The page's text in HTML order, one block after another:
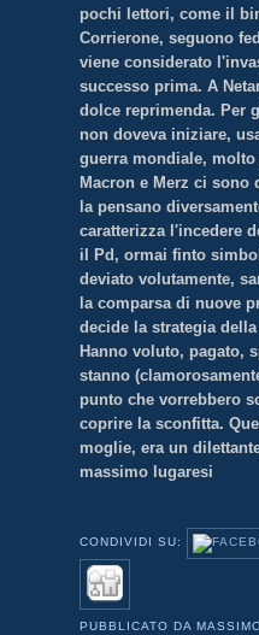
pochi lettori, come il
Corrierone, seguono
viene considerato
successo prima. A
dolce reprimenda. Per
non doveva iniziare,
guerra mondiale,
Macron e Merz ci
la pensano
caratterizza l'incedere
il Pd, ormai finto
deviato volutamente,
la comparsa di nuove
decide la strategia
Hanno voluto, pagato,
stanno
punto che vorrebbero
coprire la sconfitta.
moglie, era un
massimo lugaresi
CONDIVIDI SU:
PUBBLICATO DA